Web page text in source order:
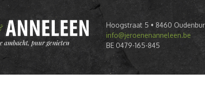
Hoogstraat 5 • 8460
info@jeroenenanneleen.be
BE 0479-165-845